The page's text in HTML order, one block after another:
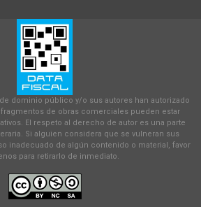
dominio público y/o sus autores han autorizado
de obras comerciales pueden estar
El respeto al derecho de autor es una parte
Si alguien considera que se vulneran sus
inadecuado de algún contenido o material, favor
para retirarlo de inmediato.